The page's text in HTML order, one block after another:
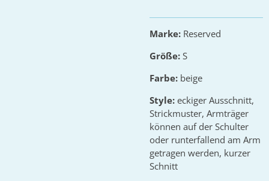
Marke: Reserved
Größe: S
Farbe: beige
Style: eckiger Ausschnitt,
Strickmuster, Armträger
können auf der Schulter
oder runterfallend am Arm
getragen werden, kurzer
Schnitt